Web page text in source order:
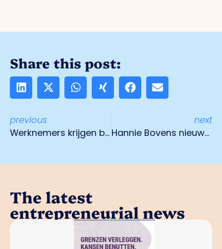
Share this post:
previous
Werknemers krijgen bij Elmec een thuisgevoel
next
Hannie Bovens nieuwe voorzitter Stichting Topvrouwen Limburg
The latest
entrepreneurial news